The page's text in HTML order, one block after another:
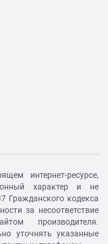
интернет-ресурсе,
характер и не
Гражданского кодекса
за несоответствие
производителя.
уточнять указанные